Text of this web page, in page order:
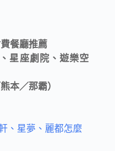
餐廳推薦
星座劇院、遊樂空
本／那霸）
、星夢、麗都怎麼